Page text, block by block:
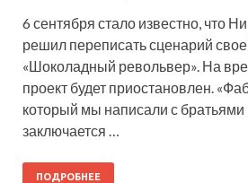
6 сентября стало известно, что
решил переписать сценарий
«Шоколадный револьвер». На
проект будет приостановлен.
который мы написали с
заключается …
ПОДРОБНЕЕ